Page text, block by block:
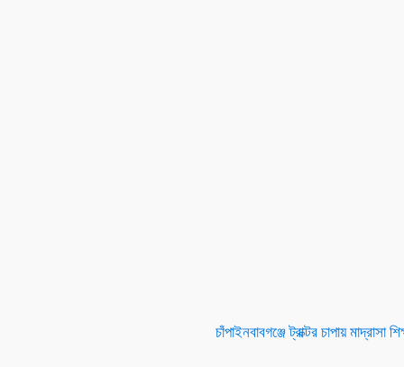
চাঁপাইনবাবগঞ্জে ট্রাক্টর চাপায় মাদ্রাসা